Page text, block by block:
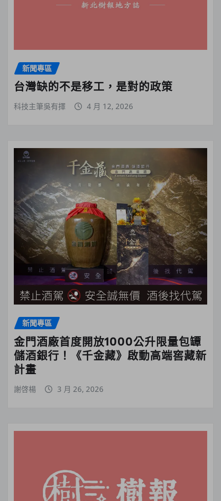
新聞專區
台灣缺的不是移工，是對的政策
科技主筆吳有擇 4 月 12, 2026
新聞專區
金門酒廠首度開放1000公升限量包罈
儲酒銀行！《千金藏》啟動高端窖藏新
計畫
謝啓楊 3 月 26, 2026